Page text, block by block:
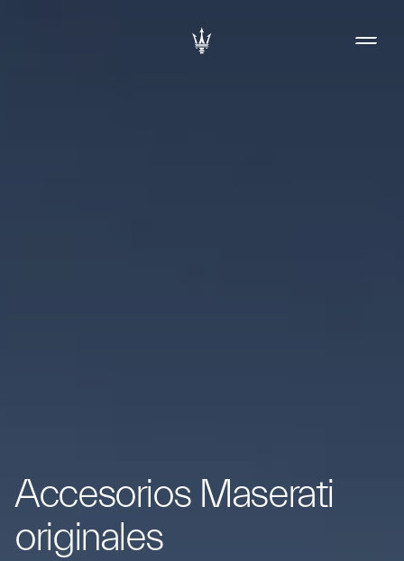
Accesorios Maserati
originales